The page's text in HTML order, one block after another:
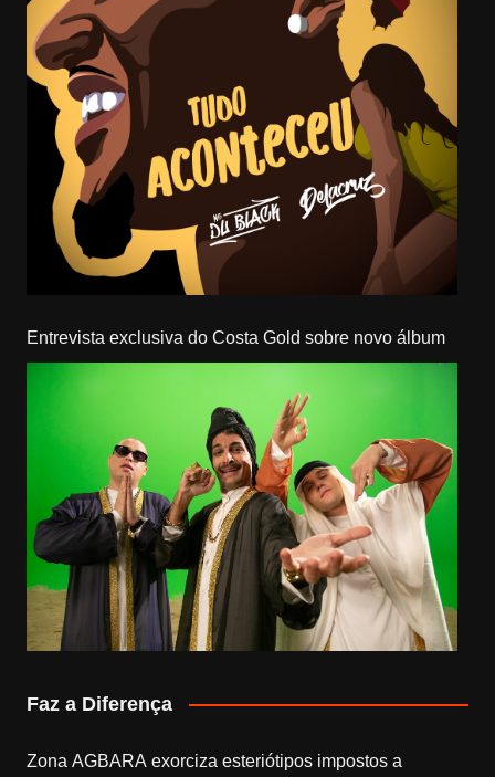
Entrevista exclusiva do Costa Gold sobre novo álbum
Faz a Diferença
Zona AGBARA exorciza esteriótipos impostos a